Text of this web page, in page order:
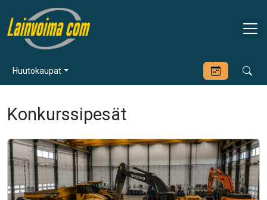
Huutokaupat
Konkurssipesät